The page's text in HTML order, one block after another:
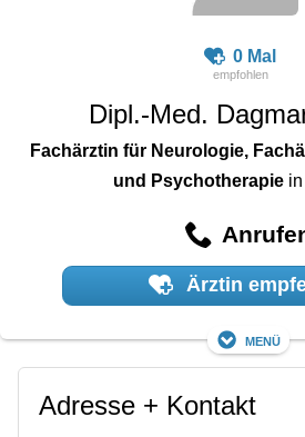
0 Mal
Dipl.-Med.
Fachärztin für Neurologie,
und Psychotherapie in
Ärztin
Menü
Adresse + Kontakt